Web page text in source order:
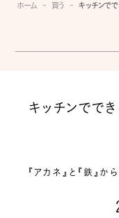
ホーム 買う キッチンで
キッチンでで
『アカネ』と『鉄』か